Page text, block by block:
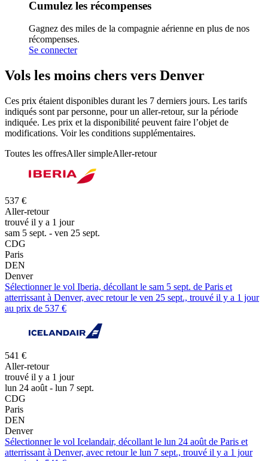
Cumulez les récompenses
Gagnez des miles de la compagnie aérienne en plus de nos
récompenses.
Se connecter
Vols les moins chers vers Denver
Ces prix étaient disponibles durant les 7 derniers jours. Les tarifs
indiqués sont par personne, pour un aller-retour, sur la période
indiquée. Les prix et la disponibilité peuvent faire l’objet de
modifications. Voir les conditions supplémentaires.
Toutes les offresAller simpleAller-retour
537 €
Aller-retour
trouvé il y a 1 jour
sam 5 sept. - ven 25 sept.
CDG
Paris
DEN
Denver
Sélectionner le vol Iberia, décollant le sam 5 sept. de Paris et
atterrissant à Denver, avec retour le ven 25 sept., trouvé il y a 1 jour
au prix de 537 €
541 €
Aller-retour
trouvé il y a 1 jour
lun 24 août - lun 7 sept.
CDG
Paris
DEN
Denver
Sélectionner le vol Icelandair, décollant le lun 24 août de Paris et
atterrissant à Denver, avec retour le lun 7 sept., trouvé il y a 1 jour